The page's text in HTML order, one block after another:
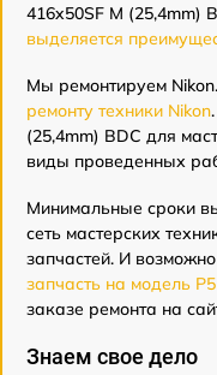
416x50SF M (25,4mm)
выделяется
Мы ремонтируем
ремонту техники Nikon
(25,4mm) BDC для
виды проведенных
Минимальные сроки
сеть мастерских
запчастей. И
запчасть на модель
заказе ремонта на
Знаем свое дело